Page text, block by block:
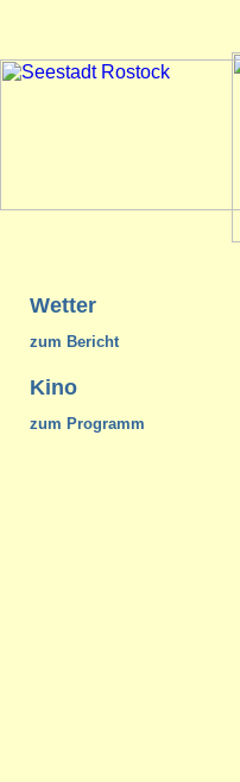
Wetter
zum Bericht
Kino
zum Programm